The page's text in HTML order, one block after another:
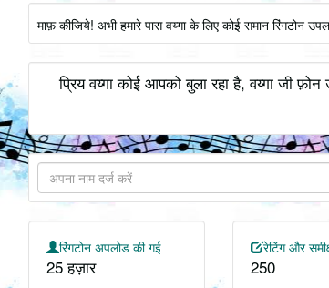
माफ़ कीजिये! अभी हमारे पास वय्गा के लिए कोई समान रिंगटोन
प्रिय वय्गा कोई आपको बुला रहा है, वय्गा जी
रिंगटोन अपलोड की गई
25 हज़ार
रेटिंग और
250